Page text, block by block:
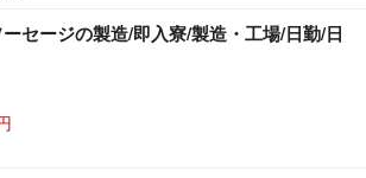
ーセージの製造/即入寮/製造・工場/日勤/日